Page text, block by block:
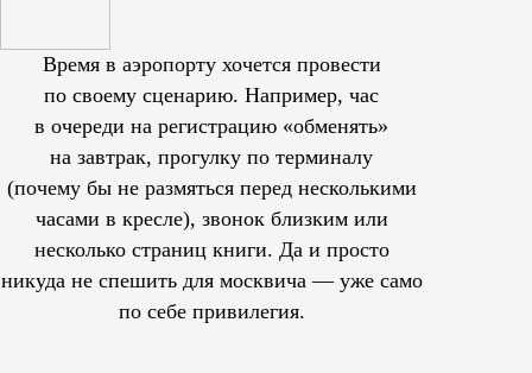
Время в аэропорту хочется провести
по своему сценарию. Например, час
в очереди на регистрацию «обменять»
на завтрак, прогулку по терминалу
(почему бы не размяться перед несколькими
часами в кресле), звонок близким или
несколько страниц книги. Да и просто
никуда не спешить для москвича — уже само
по себе привилегия.